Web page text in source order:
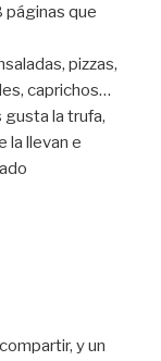
páginas que
pizzas,
caprichos…
la trufa,
la llevan e
y un